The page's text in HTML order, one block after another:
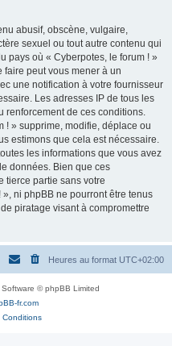
abusif, obscène, vulgaire,
sexuel ou tout autre contenu qui
pays où « Cyberpotes, le forum ! »
peut vous mener à un
une notification à votre fournisseur
Les adresses IP de tous les
renforcement de ces conditions.
! » supprime, modifie, déplace ou
estimons que cela est nécessaire.
les informations que vous avez
données. Bien que ces
tierce partie sans votre
ni phpBB ne pourront être tenus
piratage visant à compromettre
Heures au format UTC+02:00
© phpBB Limited
fr.com
Conditions